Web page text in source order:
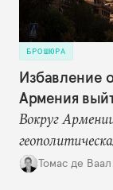
БРОШЮРА
Избавление
Армения
Вокруг
становятся
Томас де Ваал